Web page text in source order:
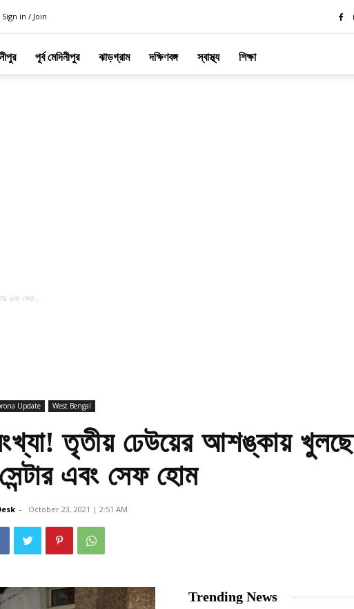
Sign in / Join
পূর্ব মেদিনীপুর ঝাড়গ্রাম দক্ষিণবঙ্গ স্বাস্থ্য শিক্ষা
এবং সেফ...
Update West Bengal
তৃতীয় ঢেউয়ের আশঙ্কায় খুলছে
সেন্টার এবং সেফ হোম
- October 23, 2021 | 2:51 AM
Trending News